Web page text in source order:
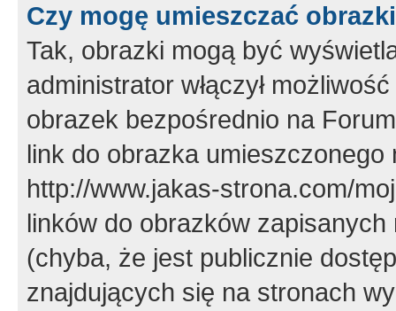
Czy mogę umieszczać
Tak, obrazki mogą być
administrator włączył
obrazek bezpośrednio na
link do obrazka
http://www.jakas-strona.com/
linków do obrazków
(chyba, że jest publicznie
znajdujących się na stronach